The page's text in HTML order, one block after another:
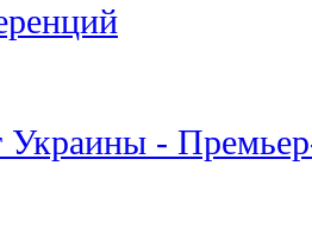
Украины -